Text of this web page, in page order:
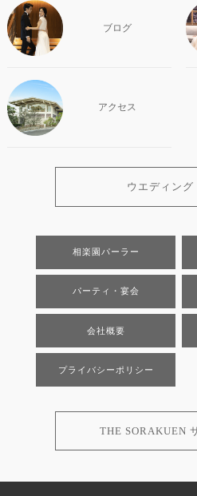
ブログ
アクセス
ウエディング
相楽園パーラー
パーティ・宴会
会社概要
プライバシーポリシー
THE SORAKUEN